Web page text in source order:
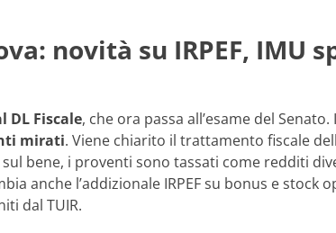
novità su IRPEF, IMU
DL Fiscale, che ora passa all’esame del
mirati. Viene chiarito il trattamento fiscale
bene, i proventi sono tassati come redditi
anche l’addizionale IRPEF su bonus e stock
dal TUIR.